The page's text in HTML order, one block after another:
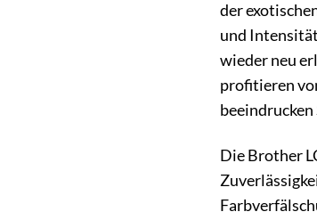
der
und
wieder neu
profitieren
Die Brother